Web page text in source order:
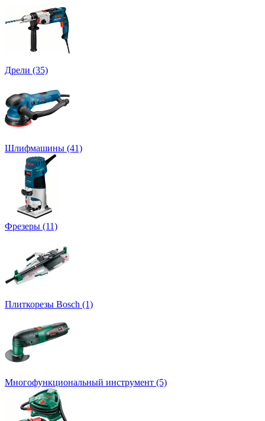
Дрели (35)
Шлифмашины (41)
Фрезеры (11)
Плиткорезы Bosch (1)
Многофункциональный инструмент (5)